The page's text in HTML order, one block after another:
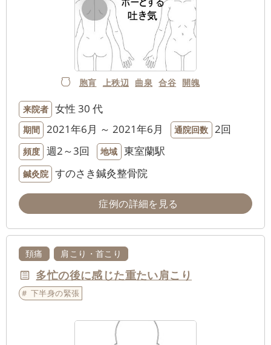
胞肓 上秩辺 曲泉 合谷 開魄
来院者 女性 30 代
期間 2021年6月 ～ 2021年6月 通院回数 2回
頻度 週2～3回 地域 東室蘭駅
鍼灸院 すのさき鍼灸整骨院
症例の詳細を見る
頚痛 肩こり・首こり
多忙の後に感じた重たい肩こり
下半身の緊張